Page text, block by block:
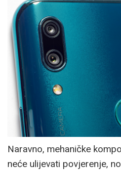
Naravno, mehaničke
neće ulijevati povjerenje,